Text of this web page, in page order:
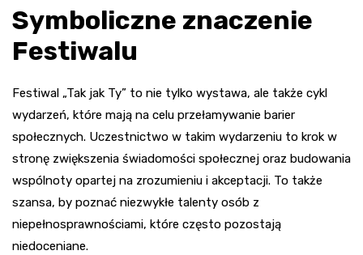
Symboliczne znaczenie
Festiwalu
Festiwal „Tak jak Ty” to nie tylko wystawa, ale także cykl
wydarzeń, które mają na celu przełamywanie barier
społecznych. Uczestnictwo w takim wydarzeniu to krok w
stronę zwiększenia świadomości społecznej oraz budowania
wspólnoty opartej na zrozumieniu i akceptacji. To także
szansa, by poznać niezwykłe talenty osób z
niepełnosprawnościami, które często pozostają
niedoceniane.